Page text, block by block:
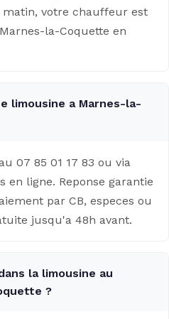
votre chauffeur est
la-Coquette en
limousine a Marnes-la-
07 85 01 17 83 ou via
en ligne. Reponse garantie
par CB, especes ou
jusqu'a 48h avant.
la limousine au
?